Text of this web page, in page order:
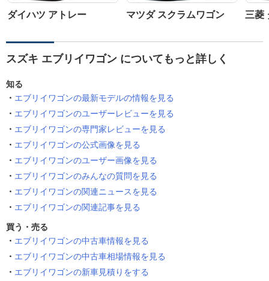
ダイハツ アトレー マツダ スクラムワゴン 三菱
スズキ エブリイワゴン についてもっと詳しく
知る
エブリイワゴンの最新モデルの情報を見る
エブリイワゴンのユーザーレビューを見る
エブリイワゴンの専門家レビューを見る
エブリイワゴンの公式画像を見る
エブリイワゴンのユーザー画像を見る
エブリイワゴンのみんなの質問を見る
エブリイワゴンの関連ニュースを見る
エブリイワゴンの関連記事を見る
買う・売る
エブリイワゴンの中古車情報を見る
エブリイワゴンの中古車相場情報を見る
エブリイワゴンの新車見積りをする